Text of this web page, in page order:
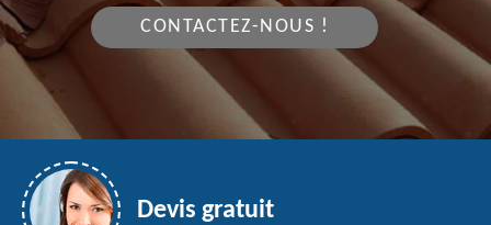
CONTACTEZ-NOUS !
Devis gratuit